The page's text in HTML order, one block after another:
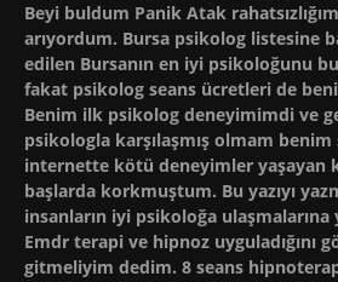
Beyi buldum Panik Atak
arıyordum. Bursa psikolog listesine
edilen Bursanın en iyi psikoloğunu
fakat psikolog seans ücretleri de
Benim ilk psikolog deneyimimdi ve
psikologla karşılaşmış olmam benim
internette kötü deneyimler yaşayan
başlarda korkmuştum. Bu yazıyı
insanların iyi psikoloğa ulaşmalarına
Emdr terapi ve hipnoz uyguladığını
gitmeliyim dedim. 8 seans